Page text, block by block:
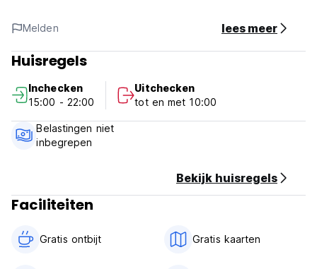
Welkom in deze hartelijke stad, waar folklore, voetbal, een
goed humeur en wafels niet weg te denken zijn!
Melden lees meer
Huisregels
Inchecken
15:00 - 22:00
Uitchecken
tot en met 10:00
Belastingen niet
inbegrepen
Bekijk huisregels
Faciliteiten
Gratis ontbijt‎ Gratis kaarten